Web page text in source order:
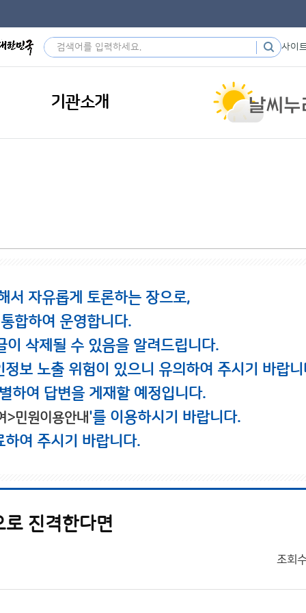
사이
기관소개
서 자유롭게 토론하는 장으로,
합하여 운영합니다.
삭제될 수 있음을 알려드립니다.
보 노출 위험이 있으니 유의하여 주시기 바랍니
하여 답변을 게재할 예정입니다.
>민원이용안내'를 이용하시기 바랍니다.
여 주시기 바랍니다.
진격한다면
조회